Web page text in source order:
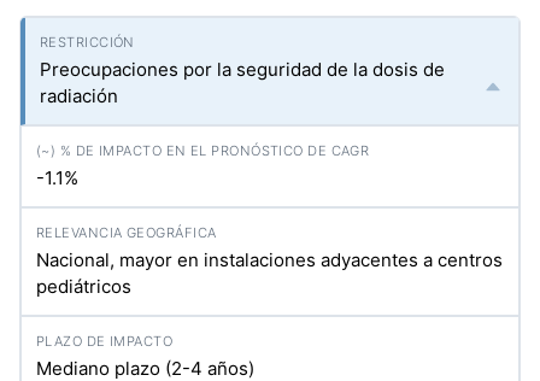
Preocupaciones por la seguridad de la dosis de
radiación
-1.1%
Nacional, mayor en instalaciones adyacentes a centros
pediátricos
Mediano plazo (2-4 años)